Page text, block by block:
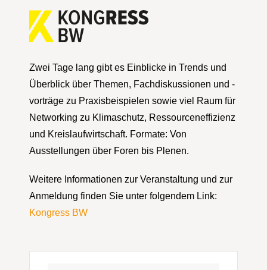
Zwei Tage lang gibt es Einblicke in Trends und
Überblick über Themen, Fachdiskussionen und -
vorträge zu Praxisbeispielen sowie viel Raum für
Networking zu Klimaschutz, Ressourceneffizienz
und Kreislaufwirtschaft. Formate: Von
Ausstellungen über Foren bis Plenen.
Weitere Informationen zur Veranstaltung und zur
Anmeldung finden Sie unter folgendem Link:
Kongress BW